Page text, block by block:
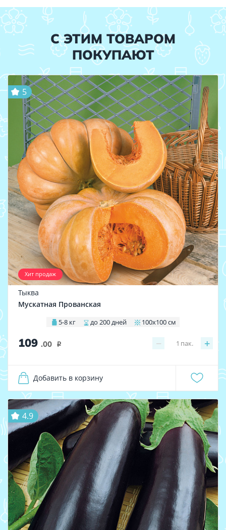
С ЭТИМ ТОВАРОМ
ПОКУПАЮТ
Хит продаж
5
Тыква
Мускатная Прованская
5-8 кг до 200 дней 100х100 см
109 .00 i − +
1 пак.
Добавить в корзину
4.9